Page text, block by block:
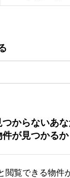
からないあ
が見つかるか
閲覧できる物件